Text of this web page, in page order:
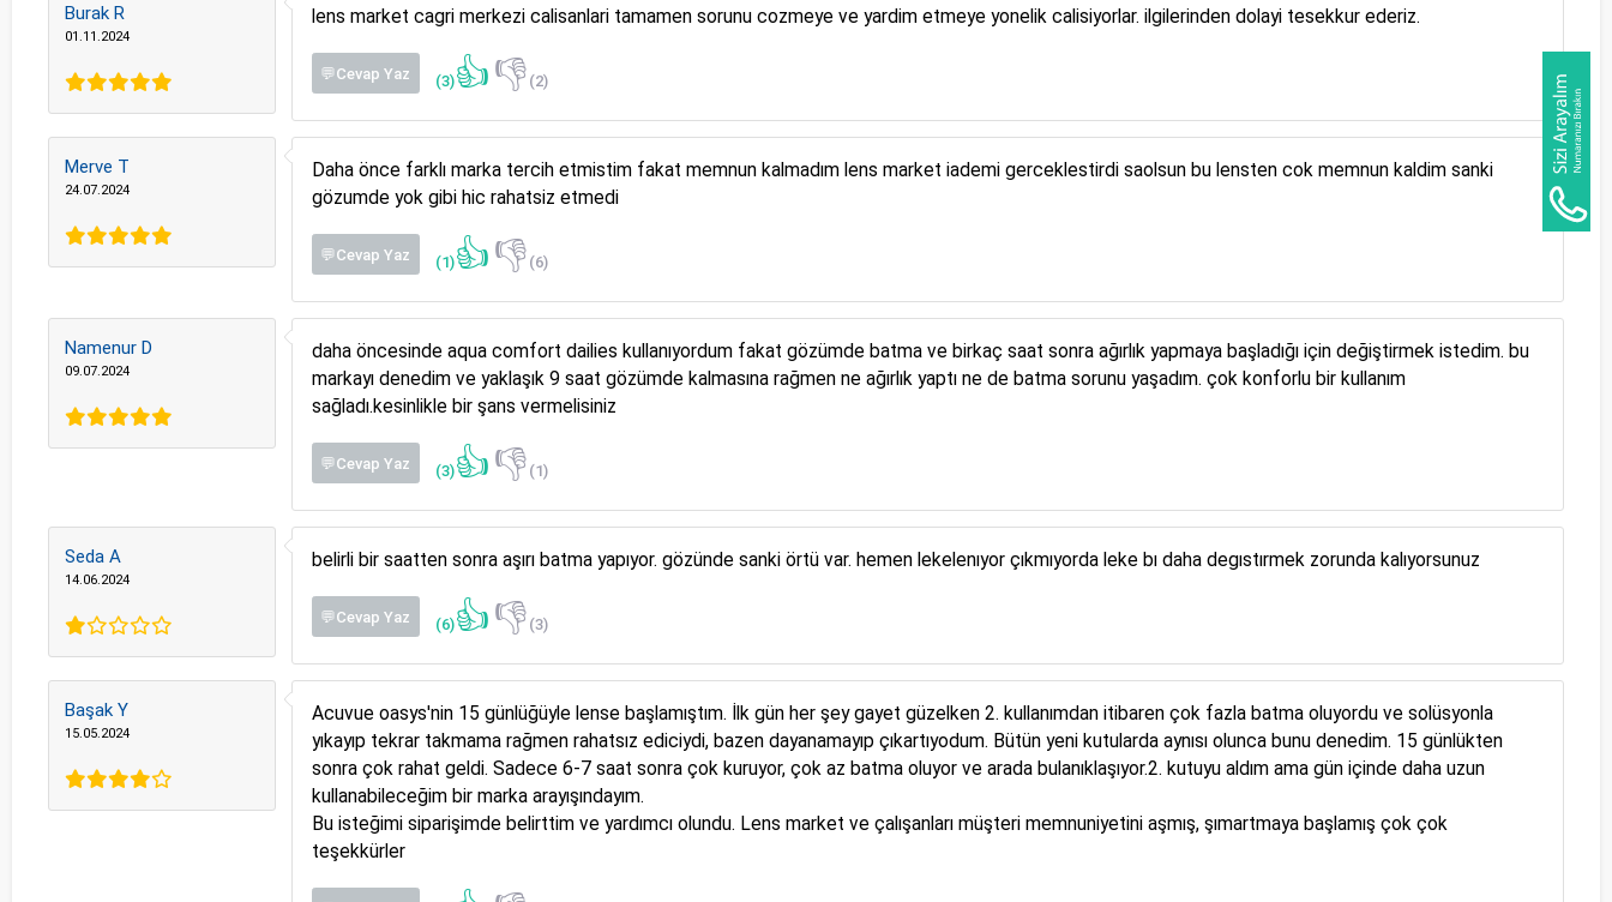
Burak R
01.11.2024
lens market cagri merkezi calisanlari tamamen sorunu cozmeye ve yardim etmeye yonelik calisiyorlar. ilgilerinden dolayi tesekkur ederiz.
💬Cevap Yaz (3)👍👎 (2)
Merve T
24.07.2024
Daha önce farklı marka tercih etmistim fakat memnun kalmadım lens market iademi gerceklestirdi saolsun bu lensten cok memnun kaldim sanki
gözumde yok gibi hic rahatsiz etmedi
💬Cevap Yaz (1)👍👎 (6)
Namenur D
09.07.2024
daha öncesinde aqua comfort dailies kullanıyordum fakat gözümde batma ve birkaç saat sonra ağırlık yapmaya başladığı için değiştirmek istedim. bu
markayı denedim ve yaklaşık 9 saat gözümde kalmasına rağmen ne ağırlık yaptı ne de batma sorunu yaşadım. çok konforlu bir kullanım
sağladı.kesinlikle bir şans vermelisiniz
💬Cevap Yaz (3)👍👎 (1)
Seda A
14.06.2024
belirli bir saatten sonra aşırı batma yapıyor. gözünde sanki örtü var. hemen lekelenıyor çıkmıyorda leke bı daha degıstırmek zorunda kalıyorsunuz
💬Cevap Yaz (6)👍👎 (3)
Başak Y
15.05.2024
Acuvue oasys'nin 15 günlüğüyle lense başlamıştım. İlk gün her şey gayet güzelken 2. kullanımdan itibaren çok fazla batma oluyordu ve solüsyonla
yıkayıp tekrar takmama rağmen rahatsız ediciydi, bazen dayanamayıp çıkartıyodum. Bütün yeni kutularda aynısı olunca bunu denedim. 15 günlükten
sonra çok rahat geldi. Sadece 6-7 saat sonra çok kuruyor, çok az batma oluyor ve arada bulanıklaşıyor.2. kutuyu aldım ama gün içinde daha uzun
kullanabileceğim bir marka arayışındayım.
Bu isteğimi siparişimde belirttim ve yardımcı olundu. Lens market ve çalışanları müşteri memnuniyetini aşmış, şımartmaya başlamış çok çok
teşekkürler